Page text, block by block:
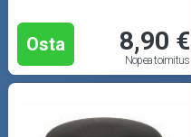
Osta 8,90 €
Nopea toimitus